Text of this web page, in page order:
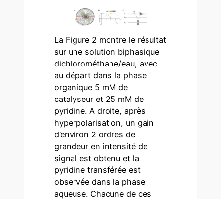
La Figure 2 montre le résultat
sur une solution biphasique
dichlorométhane/eau, avec
au départ dans la phase
organique 5 mM de
catalyseur et 25 mM de
pyridine. A droite, après
hyperpolarisation, un gain
d’environ 2 ordres de
grandeur en intensité de
signal est obtenu et la
pyridine transférée est
observée dans la phase
aqueuse. Chacune de ces